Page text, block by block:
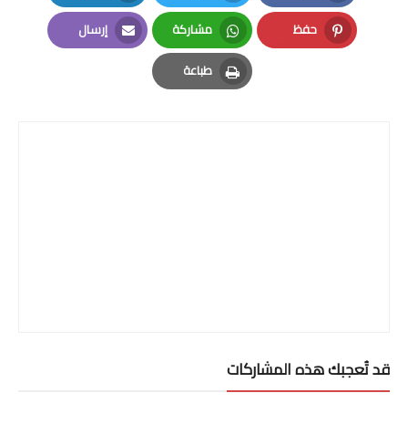
Facebook
Twitter
LinkedIn
حفظ
Pinterest
مشاركة
Whatsapp
إرسال
Email
طباعة
Print
قد تُعجبك هذه المشاركات